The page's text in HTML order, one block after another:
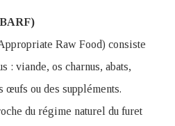
Raw Food) consiste
: viande, os charnus, abats,
œufs ou des suppléments.
du régime naturel du furet